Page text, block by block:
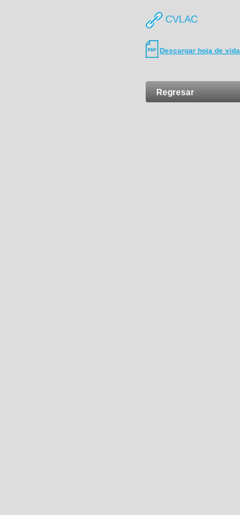
CVLAC
Descargar hoja de vida
Regresar